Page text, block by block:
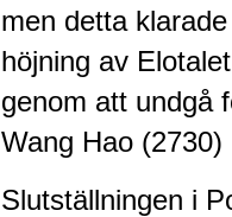
men detta
höjning av
genom att undgå
Wang Hao
Slutställningen i